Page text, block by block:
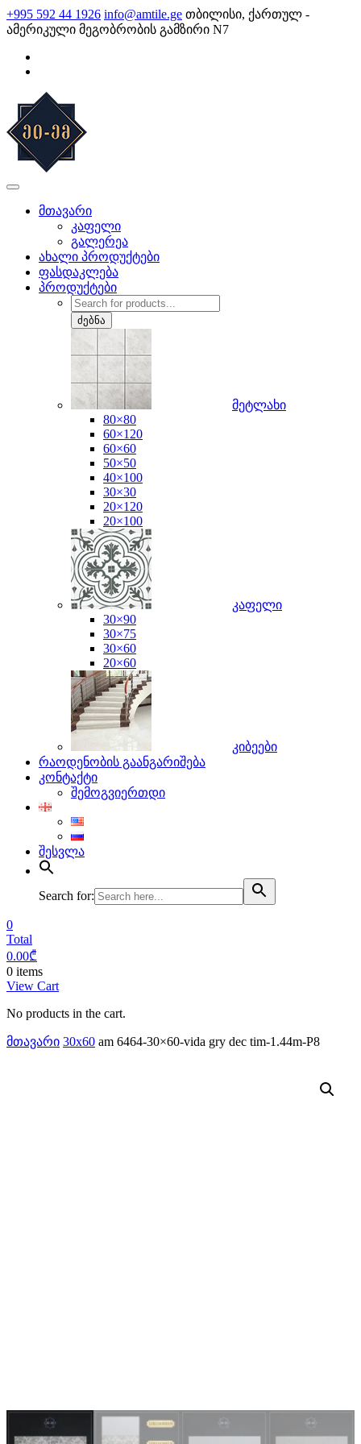
Skip
to
content
+995 592 44 1926 info@amtile.ge თბილისი, ქართულ -
ამერიკული მეგობრობის გამზირი N7
მთავარი
კაფელი
გალერეა
ახალი პროდუქტები
ფასდაკლება
პროდუქტები
Products
search
ძებნა
მეტლახი
80×80
60×120
60×60
50×50
40×100
30×30
20×120
20×100
კაფელი
30×90
30×75
30×60
20×60
კიბეები
რაოდენობის გაანგარიშება
კონტაქტი
შემოგვიერთდი
შესვლა
Search for:
0
Total
0.00₾
0 items
View Cart
No products in the cart.
მთავარი 30x60 am 6464-30×60-vida gry dec tim-1.44m-P8